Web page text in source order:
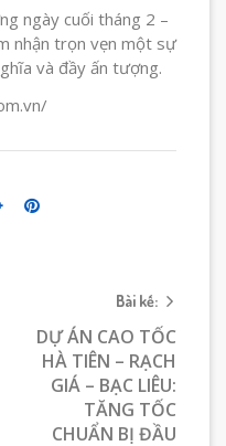
ngày cuối tháng 2 –
nhận trọn vẹn một sự
và đầy ấn tượng.
Bài kế:
DỰ ÁN CAO TỐC
HÀ TIÊN – RẠCH
GIÁ – BẠC LIÊU:
TĂNG TỐC
CHUẨN BỊ ĐẦU